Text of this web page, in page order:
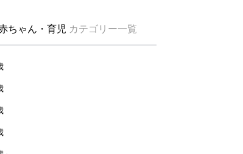
ちゃん・育児 カテゴリー一覧